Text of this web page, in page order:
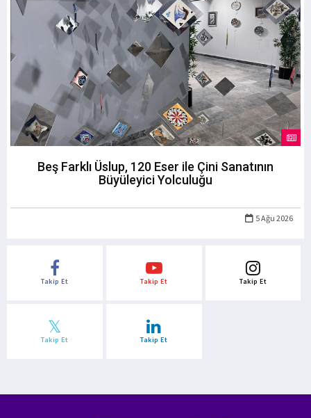
Beş Farklı Üslup, 120 Eser ile Çini Sanatının
Büyüleyici Yolculuğu
5 Ağu 2026
Takip Et Takip Et Takip Et
Takip Et Takip Et